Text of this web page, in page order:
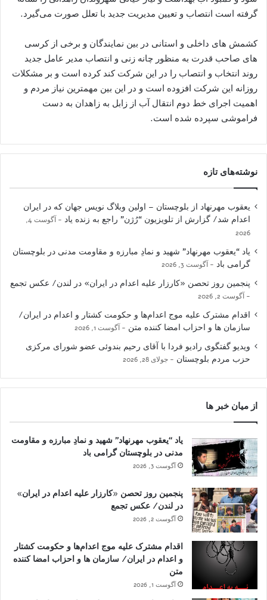
گرفته است انتصاب و تعیین مدیریت جدید با تعلل صورت می‌گیرد.
کشمش های داخلی و استانی در بین نمایندگان و برخی از کرسی
های صاحب قدرت به منظور چانه زنی و انتصاب مدیر عامل جدید
روند انتخاب و انتصاب را در این شرکت کند کرده است و بر مشکلات
روزانه این شرکت افزوده است و در این بین مهمترین نیاز مردم و
اهمیت اجرای خط دوم انتقال آب از زابل به زاهدان به دست
فراموشی سپرده شده است.
نوشته‌های تازه
یعقوب مهرنهاد از بلوچستان – اولین وبلاگ نویس جهان که در ایران
اعدام شد/ گزارش از تلویزیون “رُژن” راجع به زنده یاد
آگوست 4,
2026
یاد “یعقوب مهرنهاد” شهید و نمادِ مبارزه و مقاومت مدنی در بلوچستان
گرامی باد
آگوست 3, 2026
پنجمین روز تحصن «کارزار علیه اعدام در ایران» در لندن/ عکس تجمع
آگوست 2, 2026
اقدام مشترک علیه موج اعدام‌ها و حکومت کشتار و اعدام در ایران/
سازمان ها و احزاب امضا کننده متن
آگوست 1, 2026
ویدیو گفتگوی رادیو فردا با آقای رحیم بندوئی عضو شورای مرکزی
حزب مردم بلوچستان
جولای 28, 2026
از میان خبر ها
یاد “یعقوب مهرنهاد” شهید و نمادِ مبارزه و مقاومت
مدنی در بلوچستان گرامی باد
آگوست 3, 2026
پنجمین روز تحصن «کارزار علیه اعدام در ایران»
در لندن/ عکس تجمع
آگوست 2, 2026
اقدام مشترک علیه موج اعدام‌ها و حکومت کشتار
و اعدام در ایران/ سازمان ها و احزاب امضا کننده
متن
آگوست 1, 2026